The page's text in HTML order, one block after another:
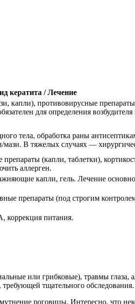
кератита / Лечение
капли), противовирусные
для определения возбудителя
тела, обработка раны
В тяжелых случаях —
(капли, таблетки),
аллерген.
капли, гель. Лечение
препараты (под строгим
коррекция питания.
или грибковые), травмы глаза,
тщательного обследования.
роговицы. Интересно, что